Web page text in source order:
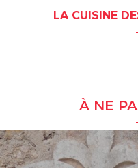
LA CUISINE
À NE